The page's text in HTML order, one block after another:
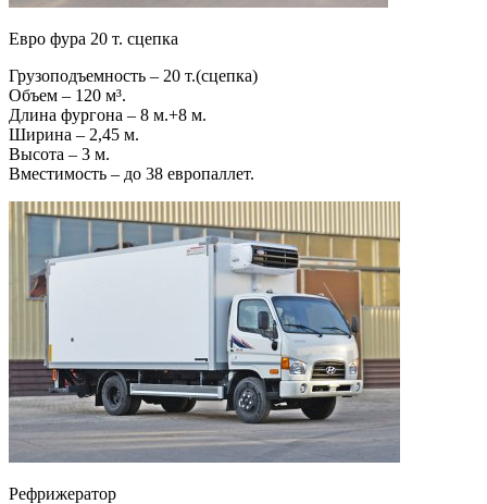
Евро фура 20 т. сцепка
Грузоподъемность – 20 т.(сцепка)
Объем – 120 м³.
Длина фургона – 8 м.+8 м.
Ширина – 2,45 м.
Высота – 3 м.
Вместимость – до 38 европаллет.
Рефрижератор